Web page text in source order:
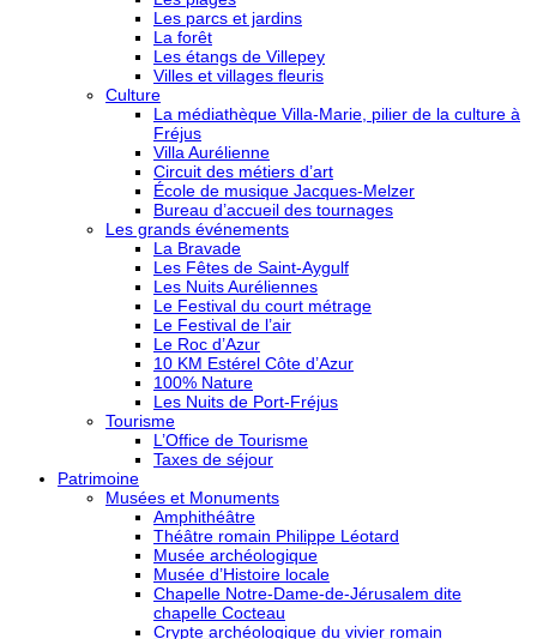
Les parcs et jardins
La forêt
Les étangs de Villepey
Villes et villages fleuris
Culture
La médiathèque Villa-Marie, pilier de la culture à
Fréjus
Villa Aurélienne
Circuit des métiers d’art
École de musique Jacques-Melzer
Bureau d’accueil des tournages
Les grands événements
La Bravade
Les Fêtes de Saint-Aygulf
Les Nuits Auréliennes
Le Festival du court métrage
Le Festival de l’air
Le Roc d’Azur
10 KM Estérel Côte d’Azur
100% Nature
Les Nuits de Port-Fréjus
Tourisme
L’Office de Tourisme
Taxes de séjour
Patrimoine
Musées et Monuments
Amphithéâtre
Théâtre romain Philippe Léotard
Musée archéologique
Musée d’Histoire locale
Chapelle Notre-Dame-de-Jérusalem dite
chapelle Cocteau
Crypte archéologique du vivier romain